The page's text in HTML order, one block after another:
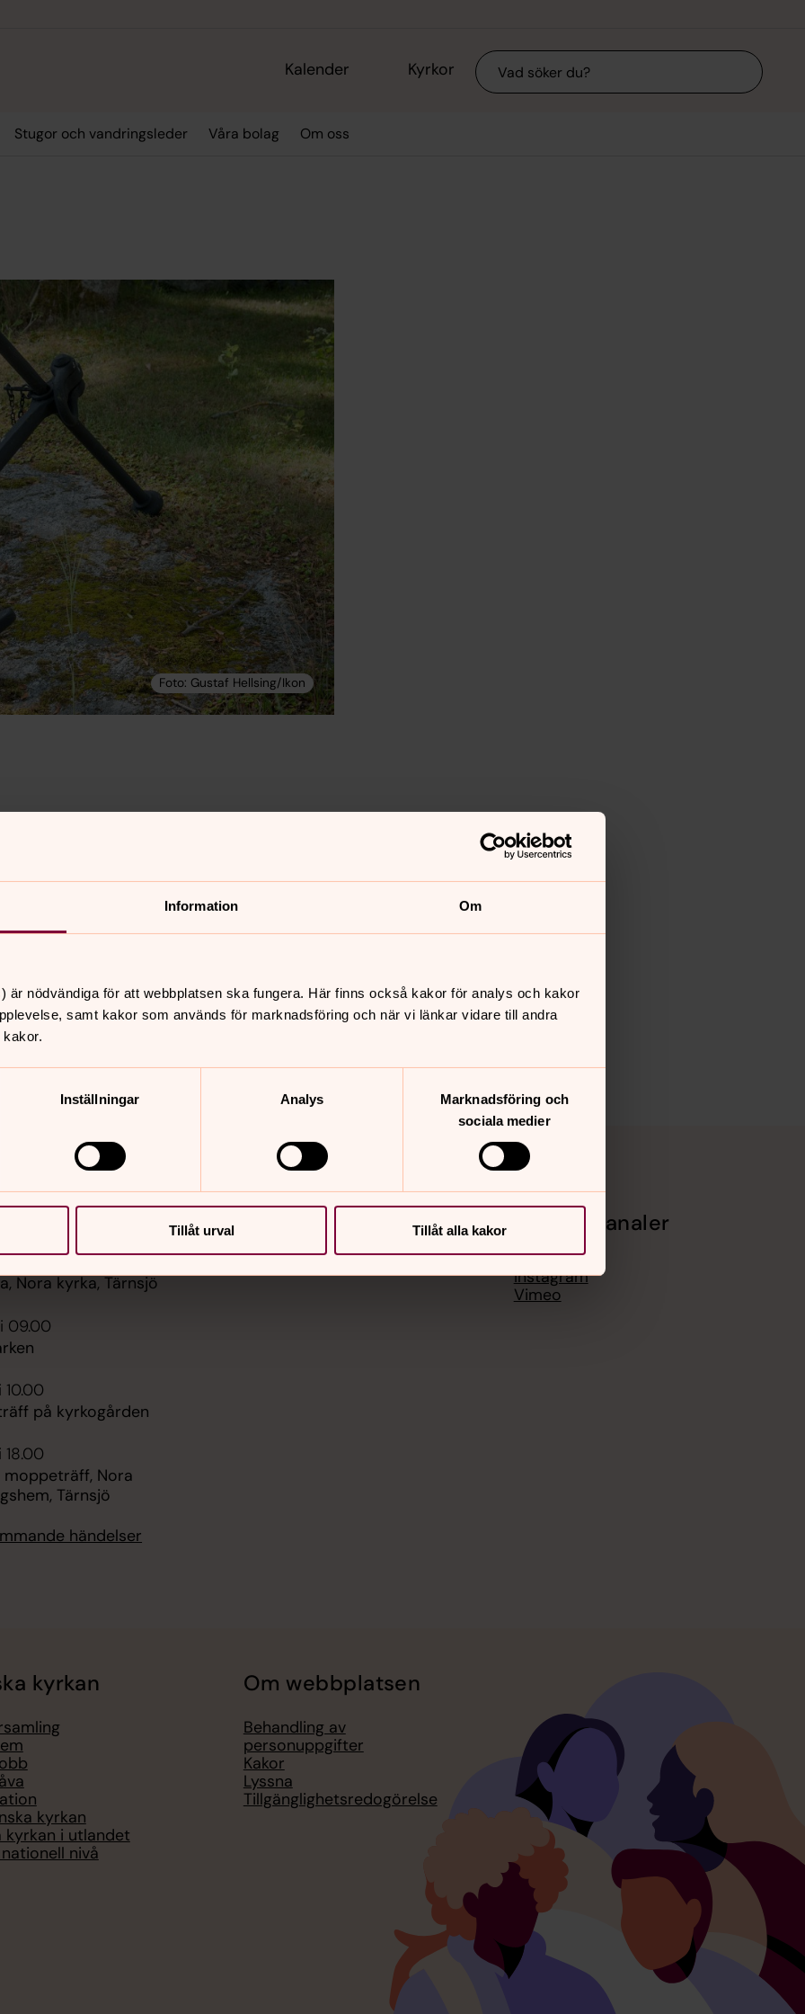
Information Om
är nödvändiga för att webbplatsen ska fungera. Här finns också kakor för analys och kakor
samt kakor som används för marknadsföring och när vi länkar vidare till andra
Inställningar Analys
Marknadsföring och
sociala medier
Tillåt urval Tillåt alla kakor
Kalender Kyrkor Sök
Stugor och vandringsleder Våra bolag Om oss
Gudstjänst med Bengt
Tema: Tro och liv.
Nora kyrka, Tärnsjö
09.00
10.00
på kyrkogården
18.00
Nora
Tärnsjö
händelser
Hitta snabbt
Sidkarta
Sociala kanaler
Facebook
Instagram
Vimeo
kyrkan
kyrkan
kyrkan i utlandet
nivå
Om webbplatsen
Behandling av
personuppgifter
Kakor
Lyssna
Tillgänglighetsredogörelse